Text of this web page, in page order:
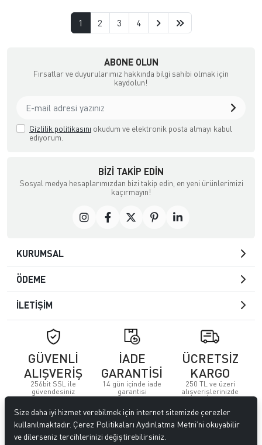
1 2 3 4
ABONE OLUN
Fırsatlar ve duyurularımız hakkında bilgi sahibi olmak için
kaydolun!
Gizlilik politikasını okudum ve elektronik posta almayı kabul
ediyorum.
BIZI TAKIP EDIN
Sosyal medya hesaplarımızdan bizi takip edin, en yeni ürünlerimizi
kaçırmayın!
KURUMSAL
ÖDEME
İLETİŞİM
GÜVENLİ
ALIŞVERİŞ
256bit SSL ile
güvendesiniz
İADE
GARANTİSİ
14 gün içinde iade
garantisi
ÜCRETSİZ
KARGO
250 TL ve üzeri
alışverişlerinizde
© 2023Özkervan AVM. Tüm hakları saklıdır.
Size daha iyi hizmet verebilmek için internet sitemizde çerezler
kullanılmaktadır. Çerez Politikaları Aydınlatma Metni’ni okuyabilir
ve dilerseniz tercihlerinizi değiştirebilirsiniz.